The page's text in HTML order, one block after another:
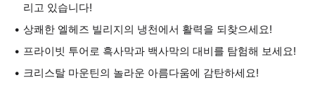
리고 있습니다!
상쾌한 엘헤즈 빌리지의 냉천에서 활력을 되찾으세요!
프라이빗 투어로 흑사막과 백사막의 대비를 탐험해 보세요!
크리스탈 마운틴의 놀라운 아름다움에 감탄하세요!